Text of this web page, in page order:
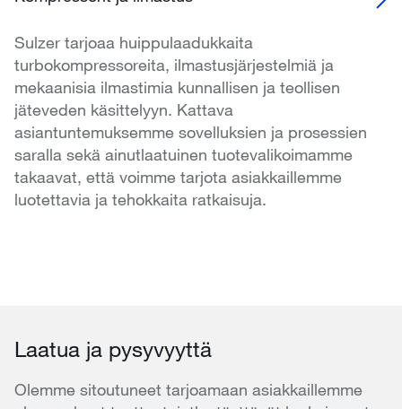
Sulzer tarjoaa huippulaadukkaita
turbokompressoreita, ilmastusjärjestelmiä ja
mekaanisia ilmastimia kunnallisen ja teollisen
jäteveden käsittelyyn. Kattava
asiantuntemuksemme sovelluksien ja prosessien
saralla sekä ainutlaatuinen tuotevalikoimamme
takaavat, että voimme tarjota asiakkaillemme
luotettavia ja tehokkaita ratkaisuja.
Laatua ja pysyvyyttä
Olemme sitoutuneet tarjoamaan asiakkaillemme